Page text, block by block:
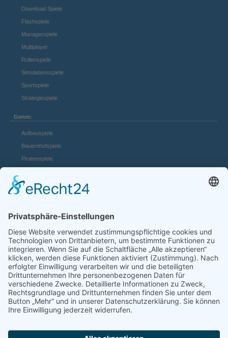
Download Spiele
Flashspiele
Managerspiele
Multiplayer
Rollenspiele
Simulationsspiele
Sportspiele
Strategiespiele
Genre:
Aufbauspiele
Bauernhofspiele
Piratenspiele
Mädchenspiele
Panzerspiele
Tierspiele
Weltraumspiele
Links:
Game Server mieten
FAQ und Hilfe
Spiele Payments